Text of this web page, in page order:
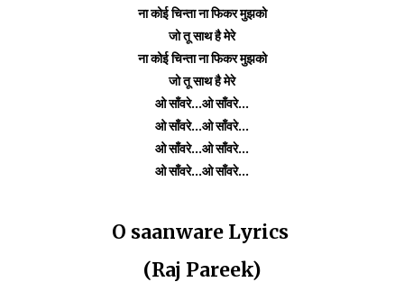
ना कोई चिन्ता ना फिकर मुझको
जो तू साथ है मेरे
ना कोई चिन्ता ना फिकर मुझको
जो तू साथ है मेरे
ओ साँवरे...ओ साँवरे...
ओ साँवरे...ओ साँवरे...
ओ साँवरे...ओ साँवरे...
ओ साँवरे...ओ साँवरे...
O saanware Lyrics
(Raj Pareek)